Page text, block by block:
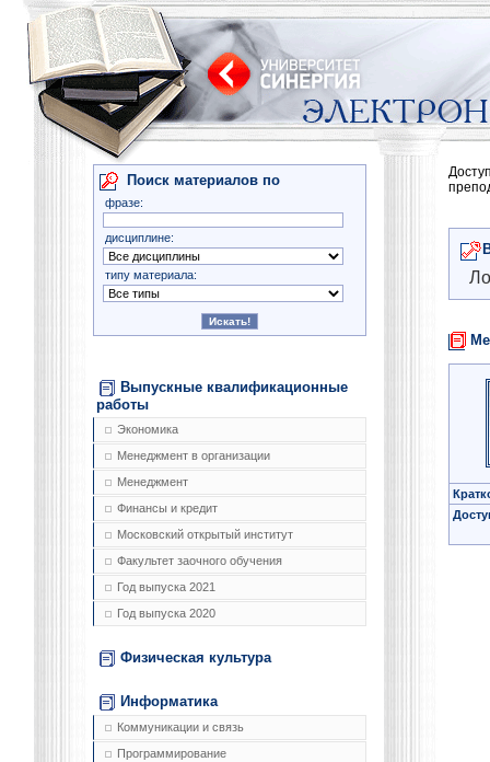
Поиск материалов по
фразе:
дисциплине:
типу материала:
Выпускные квалификационные
работы
Экономика
Менеджмент в организации
Менеджмент
Финансы и кредит
Московский открытый институт
Факультет заочного обучения
Год выпуска 2021
Год выпуска 2020
Физическая культура
Информатика
Коммуникации и связь
Программирование